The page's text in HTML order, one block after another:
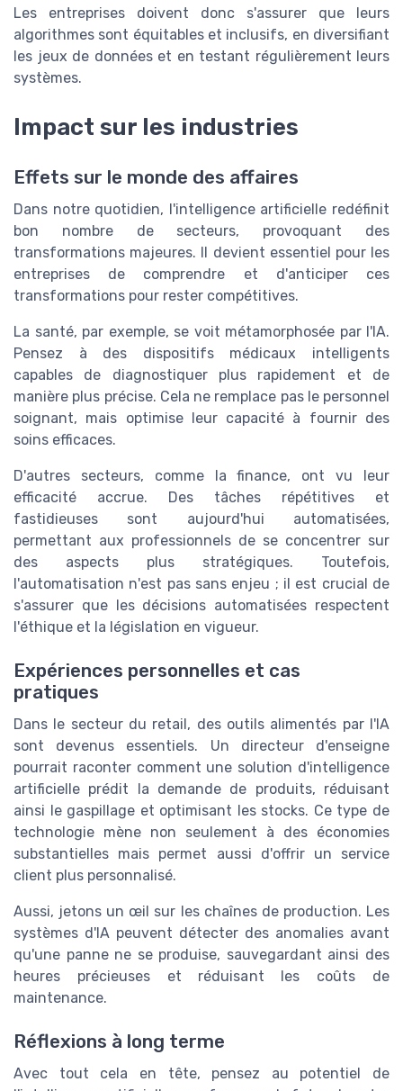
Les entreprises doivent donc s'assurer que leurs
algorithmes sont équitables et inclusifs, en diversifiant
les jeux de données et en testant régulièrement leurs
systèmes.
Impact sur les industries
Effets sur le monde des affaires
Dans notre quotidien, l'intelligence artificielle redéfinit
bon nombre de secteurs, provoquant des
transformations majeures. Il devient essentiel pour les
entreprises de comprendre et d'anticiper ces
transformations pour rester compétitives.
La santé, par exemple, se voit métamorphosée par l'IA.
Pensez à des dispositifs médicaux intelligents
capables de diagnostiquer plus rapidement et de
manière plus précise. Cela ne remplace pas le personnel
soignant, mais optimise leur capacité à fournir des
soins efficaces.
D'autres secteurs, comme la finance, ont vu leur
efficacité accrue. Des tâches répétitives et
fastidieuses sont aujourd'hui automatisées,
permettant aux professionnels de se concentrer sur
des aspects plus stratégiques. Toutefois,
l'automatisation n'est pas sans enjeu ; il est crucial de
s'assurer que les décisions automatisées respectent
l'éthique et la législation en vigueur.
Expériences personnelles et cas
pratiques
Dans le secteur du retail, des outils alimentés par l'IA
sont devenus essentiels. Un directeur d'enseigne
pourrait raconter comment une solution d'intelligence
artificielle prédit la demande de produits, réduisant
ainsi le gaspillage et optimisant les stocks. Ce type de
technologie mène non seulement à des économies
substantielles mais permet aussi d'offrir un service
client plus personnalisé.
Aussi, jetons un œil sur les chaînes de production. Les
systèmes d'IA peuvent détecter des anomalies avant
qu'une panne ne se produise, sauvegardant ainsi des
heures précieuses et réduisant les coûts de
maintenance.
Réflexions à long terme
Avec tout cela en tête, pensez au potentiel de